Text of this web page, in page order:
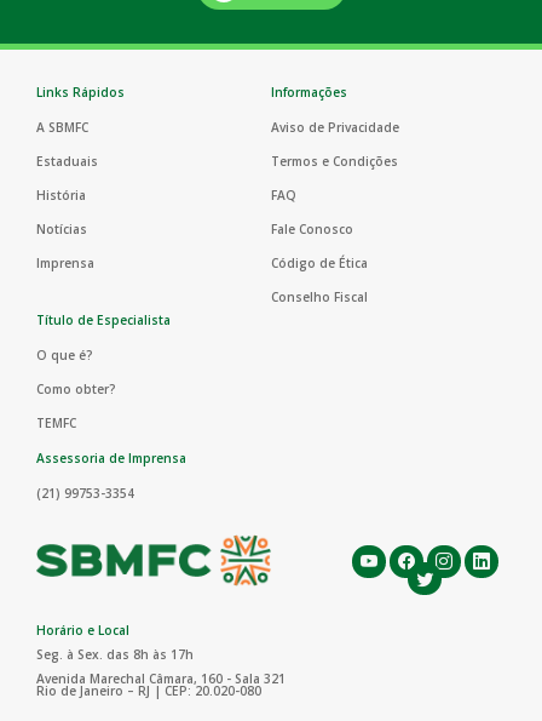
Links Rápidos
A SBMFC
Estaduais
História
Notícias
Imprensa
Informações
Aviso de Privacidade
Termos e Condições
FAQ
Fale Conosco
Código de Ética
Conselho Fiscal
Título de Especialista
O que é?
Como obter?
TEMFC
Assessoria de Imprensa
(21) 99753-3354
Horário e Local
Seg. à Sex. das 8h às 17h
Avenida Marechal Câmara, 160 - Sala 321
Rio de Janeiro – RJ | CEP: 20.020-080